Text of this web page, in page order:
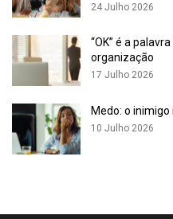
Agenda de Gestão
Cada compromisso tem
mensuráveis e horizontes
só o alinhamento com os
prática em decisões
24 Julho 2026
“OK” é a
organização
17 Julho 2026
Medo: o
10 Julho 2026